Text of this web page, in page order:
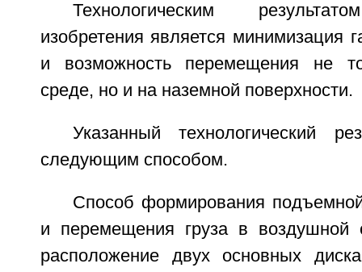
Технологическим
изобретения является минимизация
и возможность перемещения не
среде, но и на наземной поверхности.
Указанный технологический
следующим способом.
Способ формирования
и перемещения груза в воздушной
расположение двух основных